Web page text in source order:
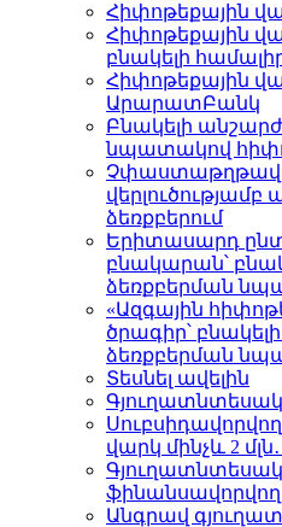
Հիփոթեքային
Հիփոթեքային
բնակելի
Հիփոթեքային
ԱրարատԲանկ
Բնակելի անշարժ
նպատակով
վերլուծությամբ
ձեռքբերում
Երիտասարդ
բնակարան՝
ձեռքբերման
«Ազգային
ծրագիր՝
ձեռքբերման
Տեսնել ավելին
վարկ մինչև 2
ֆինանսավորվող
Անգրավ